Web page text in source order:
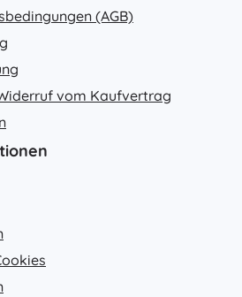
(AGB)
vom Kaufvertrag